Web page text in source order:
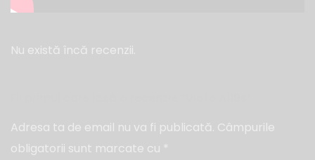
Nu există încă recenzii.
Adresa ta de email nu va fi publicată. Câmpurile
obligatorii sunt marcate cu *